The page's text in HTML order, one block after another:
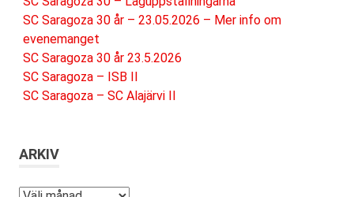
SC Saragoza 30 år – 23.05.2026 – Mer info om
evenemanget
SC Saragoza 30 år 23.5.2026
SC Saragoza – ISB II
SC Saragoza – SC Alajärvi II
ARKIV